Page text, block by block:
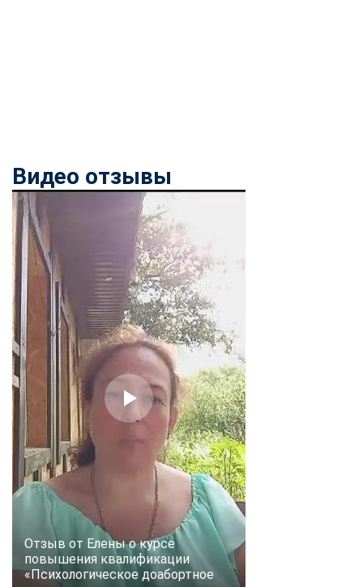
Видео отзывы
Отзыв от Елены о курсе
повышения квалификации
«Психологическое доабортное
ChatApp